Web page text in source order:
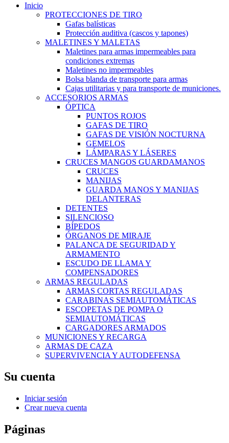
Inicio
PROTECCIONES DE TIRO
Gafas balísticas
Protección auditiva (cascos y tapones)
MALETINES Y MALETAS
Maletines para armas impermeables para
condiciones extremas
Maletines no impermeables
Bolsa blanda de transporte para armas
Cajas utilitarias y para transporte de municiones.
ACCESORIOS ARMAS
ÓPTICA
PUNTOS ROJOS
GAFAS DE TIRO
GAFAS DE VISIÓN NOCTURNA
GEMELOS
LÁMPARAS Y LÁSERES
CRUCES MANGOS GUARDAMANOS
CRUCES
MANIJAS
GUARDA MANOS Y MANIJAS
DELANTERAS
DETENTES
SILENCIOSO
BÍPEDOS
ÓRGANOS DE MIRAJE
PALANCA DE SEGURIDAD Y
ARMAMENTO
ESCUDO DE LLAMA Y
COMPENSADORES
ARMAS REGULADAS
ARMAS CORTAS REGULADAS
CARABINAS SEMIAUTOMÁTICAS
ESCOPETAS DE POMPA O
SEMIAUTOMÁTICAS
CARGADORES ARMADOS
MUNICIONES Y RECARGA
ARMAS DE CAZA
SUPERVIVENCIA Y AUTODEFENSA
Su cuenta
Iniciar sesión
Crear nueva cuenta
Páginas